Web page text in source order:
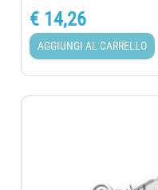
€ 14,26
AGGIUNGI AL CARRELLO